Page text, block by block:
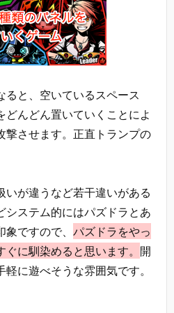
と、空いているスペース
どんどん置いていくことによ
撃させます。正直トランプの
が違うなど若干違いがある
システム的にはパズドラとあ
ですので、 パズドラをやっ
に馴染めると思います。 開
に遊べそうな雰囲気です。